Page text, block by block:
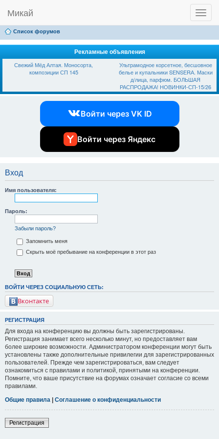
T
o
g
l
n
a
v
g
Микай
Ссылки Вход
Список форумов
Рекламные объявления
Свежий Мёд Алтая. Моносорта,
композиции СП 145
Ультрамодное корсетное, бесшовное
белье и купальники SЕNSЕRА. Маски
д/лица, парфюм. БОЛЬШАЯ
РАСПРОДАЖА! НОВИНКИ-СП-15/26
Войти через VK ID
Войти через Яндекс
Вход
Имя пользователя:
Пароль:
Забыли пароль?
Запомнить меня
Скрыть моё пребывание на конференции в этот раз
ВОЙТИ ЧЕРЕЗ СОЦИАЛЬНУЮ СЕТЬ:
Вконтакте
РЕГИСТРАЦИЯ
Для входа на конференцию вы должны быть зарегистрированы.
Регистрация занимает всего несколько минут, но предоставляет вам
более широкие возможности. Администратором конференции могут быть
установлены также дополнительные привилегии для зарегистрированных
пользователей. Прежде чем зарегистрироваться, вам следует
ознакомиться с правилами и политикой, принятыми на конференции.
Помните, что ваше присутствие на форумах означает согласие со всеми
правилами.
Общие правила
Соглашение о конфиденциальности
Регистрация